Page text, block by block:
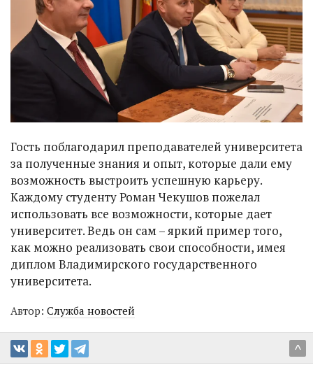
Гость поблагодарил преподавателей университета
за полученные знания и опыт, которые дали ему
возможность выстроить успешную карьеру.
Каждому студенту Роман Чекушов пожелал
использовать все возможности, которые дает
университет. Ведь он сам – яркий пример того,
как можно реализовать свои способности, имея
диплом Владимирского государственного
университета.
Автор: Служба новостей
^